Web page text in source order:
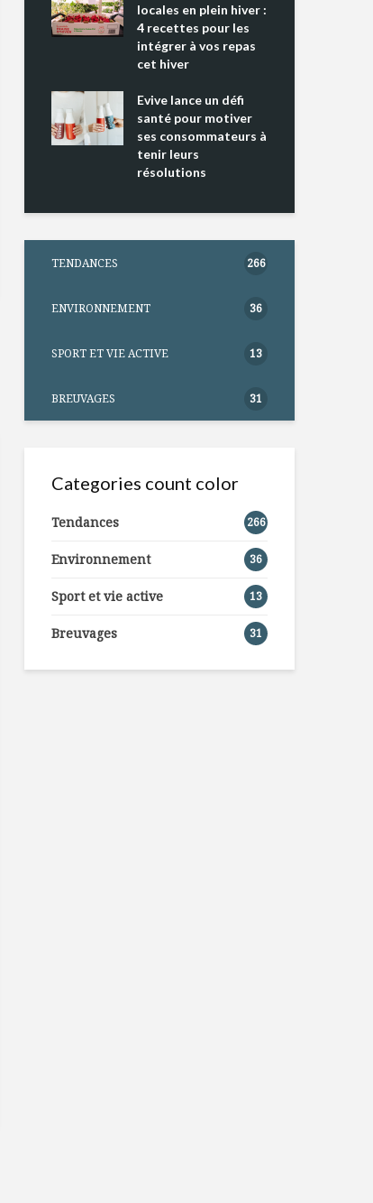
locales en plein hiver :
4 recettes pour les
intégrer à vos repas
cet hiver
Evive lance un défi
santé pour motiver
ses consommateurs à
tenir leurs
résolutions
TENDANCES 266
ENVIRONNEMENT 36
SPORT ET VIE ACTIVE 13
BREUVAGES 31
Categories count color
Tendances 266
Environnement 36
Sport et vie active 13
Breuvages 31